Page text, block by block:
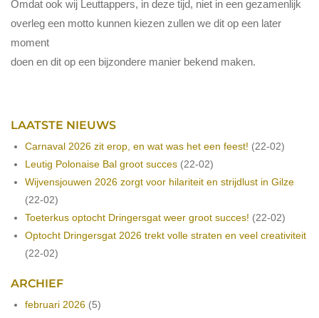
Omdat ook wij Leuttappers, in deze tijd, niet in een gezamenlijk
overleg een motto kunnen kiezen zullen we dit op een later
moment
doen en dit op een bijzondere manier bekend maken.
LAATSTE NIEUWS
Carnaval 2026 zit erop, en wat was het een feest! (22-02)
Leutig Polonaise Bal groot succes (22-02)
Wijvensjouwen 2026 zorgt voor hilariteit en strijdlust in Gilze
(22-02)
Toeterkus optocht Dringersgat weer groot succes! (22-02)
Optocht Dringersgat 2026 trekt volle straten en veel creativiteit
(22-02)
ARCHIEF
februari 2026 (5)